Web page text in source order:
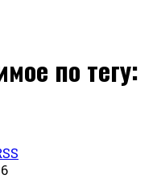
по тегу: